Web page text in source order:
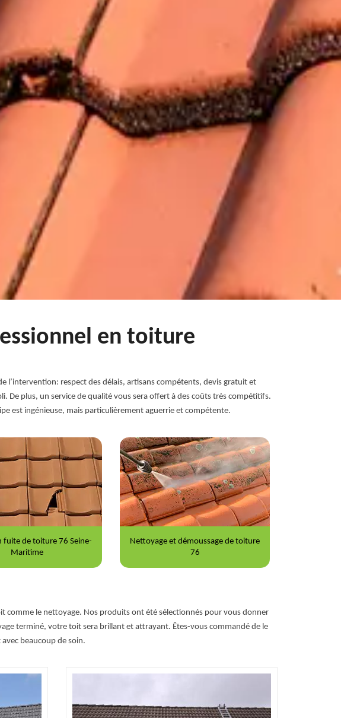
en toiture
l’intervention: respect des délais, artisans compétents, devis gratuit et
De plus, un service de qualité vous sera offert à des coûts très compétitifs.
est ingénieuse, mais particulièrement aguerrie et compétente.
démoussage de toiture
76
Peinture sur tuile 76
comme le nettoyage. Nos produits ont été sélectionnés pour vous donner
terminé, votre toit sera brillant et attrayant. Êtes-vous commandé de le
beaucoup de soin.